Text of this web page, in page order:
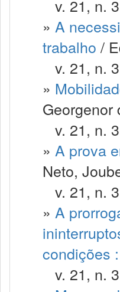
v. 21, n.
» A
trabalho /
v. 21, n.
»
Georgenor
v. 21, n.
» A prova
Neto,
v. 21, n.
» A
condições
v. 21, n.